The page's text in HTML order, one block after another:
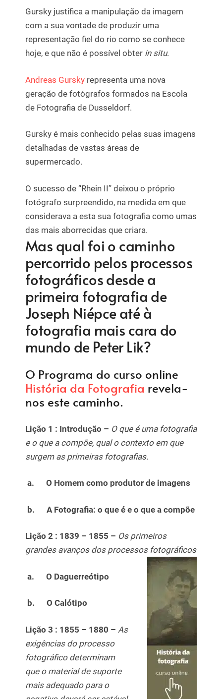
Gursky justifica a manipulação da imagem
com a sua vontade de produzir uma
representação fiel do rio como se conhece
hoje, e que não é possível obter in situ.
Andreas Gursky representa uma nova
geração de fotógrafos formados na Escola
de Fotografia de Dusseldorf.
Gursky é mais conhecido pelas suas imagens
detalhadas de vastas áreas de
supermercado.
O sucesso de “Rhein II” deixou o próprio
fotógrafo surpreendido, na medida em que
considerava a esta sua fotografia como umas
das mais aborrecidas que criara.
Mas qual foi o caminho
percorrido pelos processos
fotográficos desde a
primeira fotografia de
Joseph Niépce até à
fotografia mais cara do
mundo de Peter Lik?
O Programa do curso online
História da Fotografia revela-
nos este caminho.
Lição 1 : Introdução – O que é uma fotografia
e o que a compõe, qual o contexto em que
surgem as primeiras fotografias.
a. O Homem como produtor de imagens
b. A Fotografia: o que é e o que a compõe
Lição 2 : 1839 – 1855 – Os primeiros
grandes avanços dos processos fotográficos
a. O Daguerreótipo
b. O Calótipo
Lição 3 : 1855 – 1880 – As
exigências do processo
fotográfico determinam
que o material de suporte
mais adequado para o